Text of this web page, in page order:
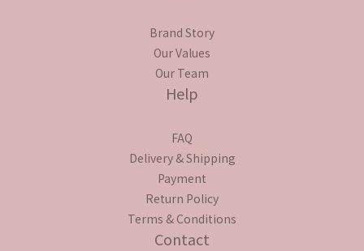
Brand Story
Our Values
Our Team
Help
FAQ
Delivery & Shipping
Payment
Return Policy
Terms & Conditions
Contact